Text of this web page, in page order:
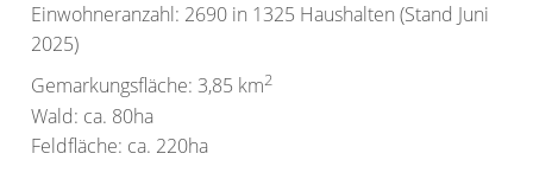
Einwohneranzahl: 2690 in 1325 Haushalten (Stand Juni
2025)
Gemarkungsfläche: 3,85 km2
Wald: ca. 80ha
Feldfläche: ca. 220ha